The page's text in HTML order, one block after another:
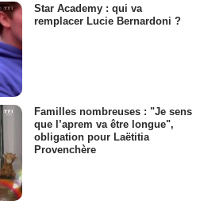
Star Academy : qui va
remplacer Lucie Bernardoni ?
Familles nombreuses : "Je sens
que l’aprem va être longue",
obligation pour Laëtitia
Provenchère